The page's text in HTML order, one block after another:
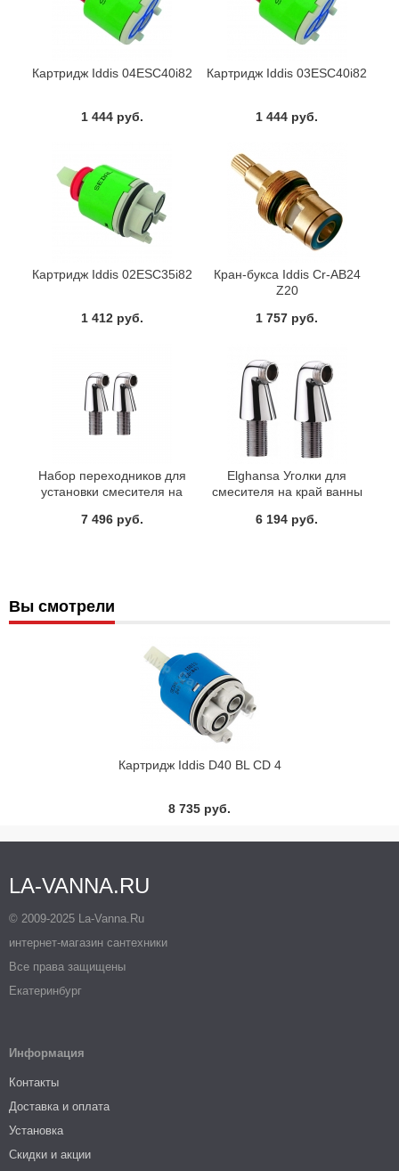
Картридж Iddis 04ESC40i82
1 444 руб.
Картридж Iddis 03ESC40i82
1 444 руб.
Картридж Iddis 02ESC35i82
1 412 руб.
Кран-букса Iddis Cr-AB24
Z20
1 757 руб.
Набор переходников для
установки смесителя на
IDDIS 001SB00i83
7 496 руб.
Elghansa Уголки для
смесителя на край ванны
6 194 руб.
Вы смотрели
Картридж Iddis D40 BL CD 4
8 735 руб.
LA-VANNA.RU
© 2009-2025 La-Vanna.Ru
интернет-магазин сантехники
Все права защищены
Екатеринбург
Информация
Контакты
Доставка и оплата
Установка
Скидки и акции